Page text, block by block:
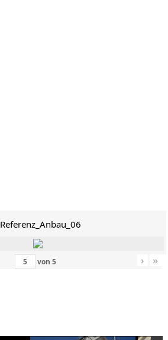
Referenz_Anbau_06
von 5 › »